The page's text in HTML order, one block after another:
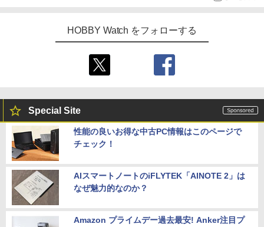
HOBBY Watch をフォローする
Special Site
性能の良いお得な中古PC情報はこのページで
チェック！
AIスマートノートのiFLYTEK「AINOTE 2」は
なぜ魅力的なのか？
Amazon プライムデー過去最安! Anker注目プ